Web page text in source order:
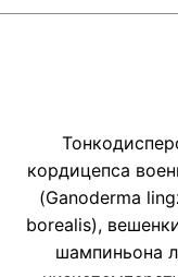
кордицепса
(Ganoderma
borealis),
шампиньона